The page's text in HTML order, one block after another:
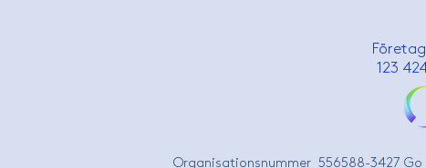
123
Organisationsnummer 556588-3427 Go